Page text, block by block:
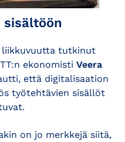
sisältöön
liikkuvuutta tutkinut
ekonomisti Veera
että digitalisaation
työtehtävien sisällöt
on jo merkkejä siitä,